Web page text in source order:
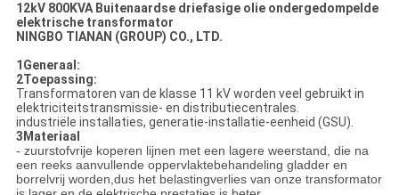
12kV 800KVA Buitenaardse driefasige olie ondergedompelde
elektrische transformator
NINGBO TIANAN (GROUP) CO., LTD.
1Generaal:
2Toepassing:
Transformatoren van de klasse 11 kV worden veel gebruikt in
elektriciteitstransmissie- en distributiecentrales.
industriële installaties, generatie-installatie-eenheid (GSU).
3Materiaal
- zuurstofvrije koperen lijnen met een lagere weerstand, die na
een reeks aanvullende oppervlaktebehandeling gladder en
borrelvrij worden,dus het belastingverlies van onze transformator